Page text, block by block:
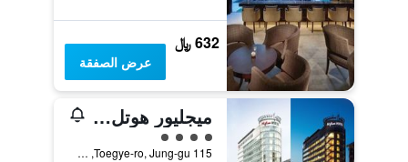
632 ﷼
عرض الصفقة
ميجليور هوتل سول ميونجدونج
تقييم فئة 4
115 Toegye-ro, Jung-gu, سيول, كوريا الجنوبية